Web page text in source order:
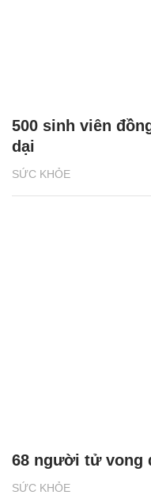
SỨC KHỎE
500 sinh viên
dại
SỨC KHỎE
68 người tử vong